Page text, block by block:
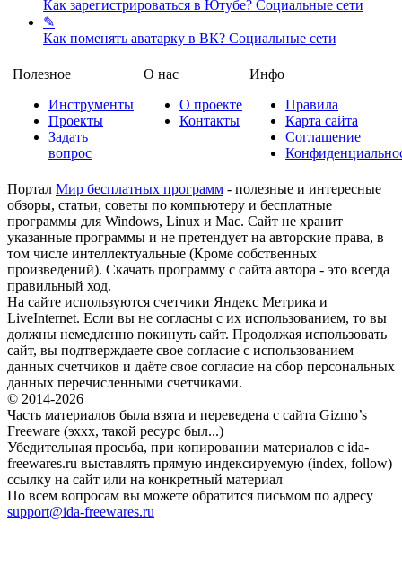
Как зарегистрироваться в Ютубе? Социальные сети
✎
Как поменять аватарку в ВК? Социальные сети
Полезное
Инструменты
Проекты
Задать
вопрос
О нас
О проекте
Контакты
Инфо
Правила
Карта сайта
Соглашение
Портал Мир бесплатных программ - полезные и интересные
обзоры, статьи, советы по компьютеру и бесплатные
программы для Windows, Linux и Mac. Сайт не хранит
указанные программы и не претендует на авторские права, в
том числе интеллектуальные (Кроме собственных
произведений). Скачать программу с сайта автора - это всегда
правильный ход.
На сайте используются счетчики Яндекс Метрика и
LiveInternet. Если вы не согласны с их использованием, то вы
должны немедленно покинуть сайт. Продолжая использовать
сайт, вы подтверждаете свое согласие с использованием
данных счетчиков и даёте свое согласие на сбор персональных
данных перечисленными счетчиками.
© 2014-2026
Часть материалов была взята и переведена с сайта Gizmo’s
Freeware (эххх, такой ресурс был...)
Убедительная просьба, при копировании материалов с ida-
freewares.ru выставлять прямую индексируемую (index, follow)
ссылку на сайт или на конкретный материал
По всем вопросам вы можете обратится письмом по адресу
support@ida-freewares.ru